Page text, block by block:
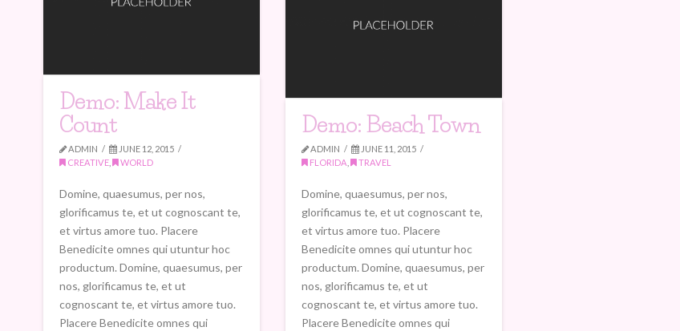
Demo: Make It
Count
ADMIN
JUNE 12, 2015
CREATIVE, WORLD
Domine, quaesumus, per nos,
glorificamus te, et ut cognoscant te,
et virtus amore tuo. Placere
Benedicite omnes qui utuntur hoc
productum. Domine, quaesumus, per
nos, glorificamus te, et ut
cognoscant te, et virtus amore tuo.
Placere Benedicite omnes qui
Demo: Beach Town
ADMIN
JUNE 11, 2015
FLORIDA
TRAVEL
Domine, quaesumus, per nos,
glorificamus te, et ut cognoscant te,
et virtus amore tuo. Placere
Benedicite omnes qui utuntur hoc
productum. Domine, quaesumus, per
nos, glorificamus te, et ut
cognoscant te, et virtus amore tuo.
Placere Benedicite omnes qui